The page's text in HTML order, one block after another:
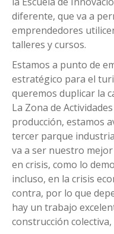
diferente, que va a
emprendedores
talleres y cursos.
Estamos a punto de
estratégico para el
queremos duplicar la
La Zona de
producción, estamos
tercer parque
va a ser nuestro
en crisis, como lo
incluso, en la crisis
contra, por lo que
hay un trabajo
construcción